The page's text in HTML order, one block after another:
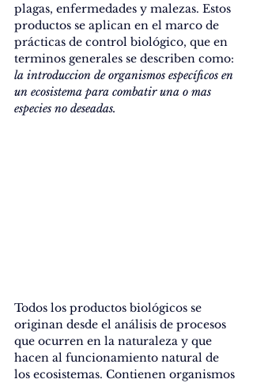
plagas, enfermedades y malezas. Estos
productos se aplican en el marco de
prácticas de control biológico, que en
terminos generales se describen como:
la introduccion de organismos específicos en
un ecosistema para combatir una o mas
especies no deseadas.
Todos los productos biológicos se
originan desde el análisis de procesos
que ocurren en la naturaleza y que
hacen al funcionamiento natural de
los ecosistemas. Contienen organismos